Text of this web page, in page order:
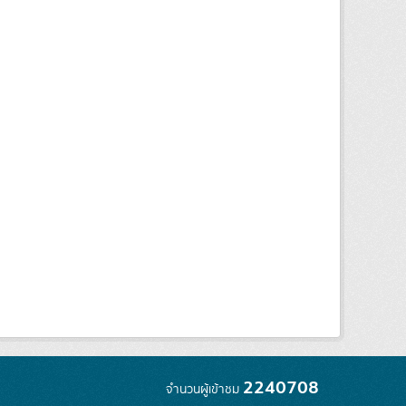
จำนวนผู้เข้าชม 2240708